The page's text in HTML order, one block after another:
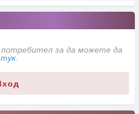
потребител за да можете да
тук